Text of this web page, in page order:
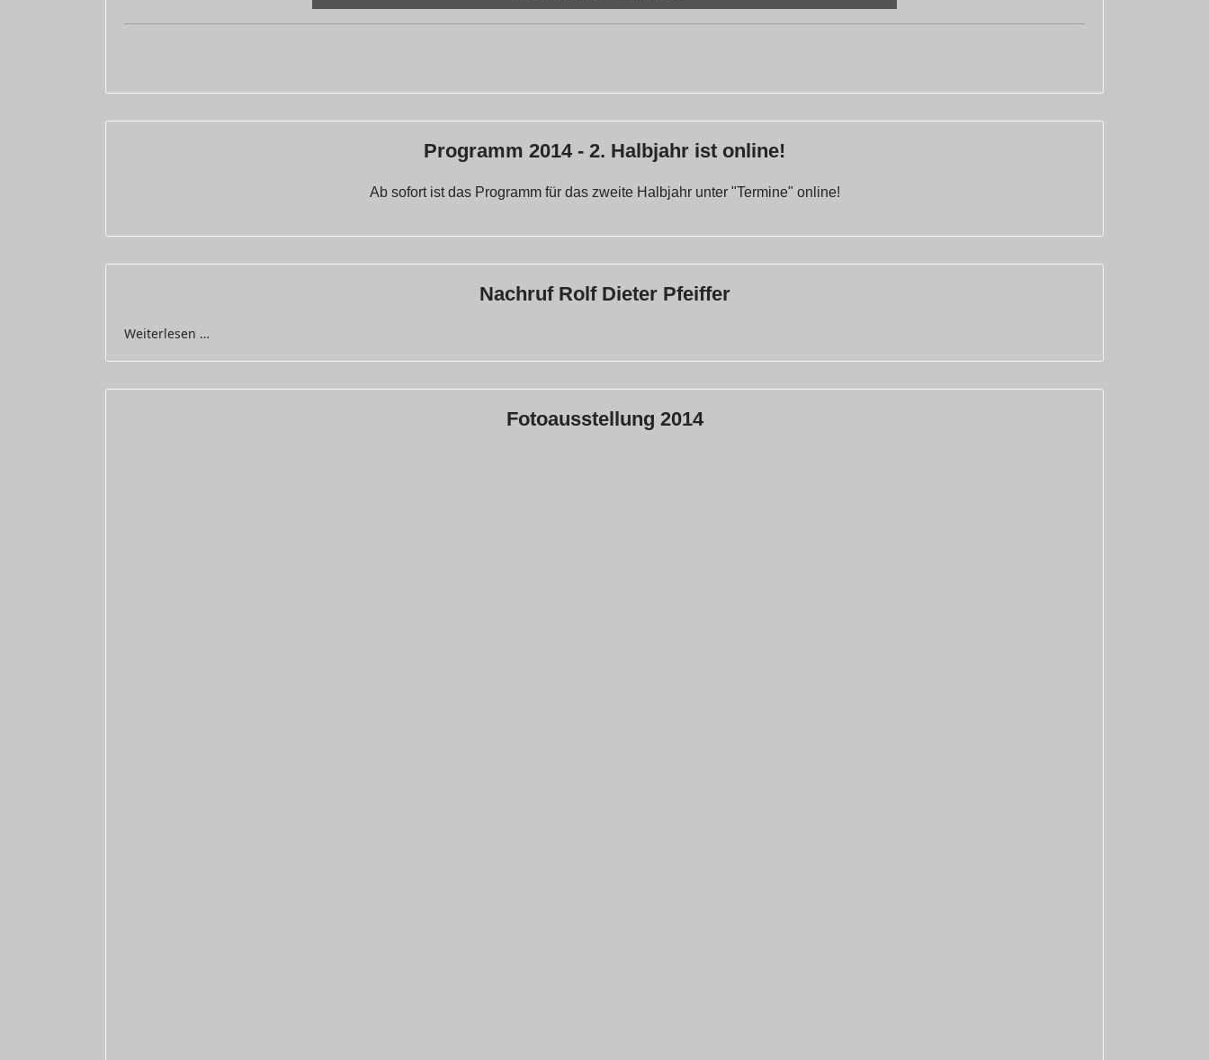
Programm 2014 - 2. Halbjahr ist online!
Ab sofort ist das Programm für das zweite Halbjahr unter "Termine" online!
Nachruf Rolf Dieter Pfeiffer
Weiterlesen …
Fotoausstellung 2014